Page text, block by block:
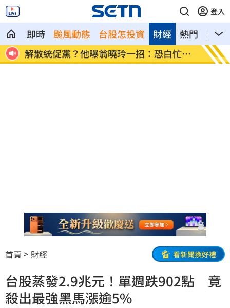
登入
即時 颱風動態 台股怎投資 熱門 影音
財經
解散統促黨？他曝翁曉玲一招：恐白忙一
場
疫苗
聲
首頁 財經 看新聞換好禮
台股蒸發2.9兆元！單週跌902點 竟
殺出最強黑馬漲逾5%